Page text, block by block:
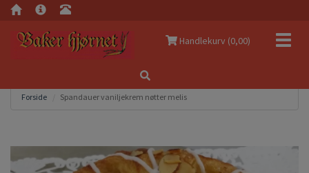
Handlekurv (0,00)
Forside Spandauer vaniljekrem nøtter melis